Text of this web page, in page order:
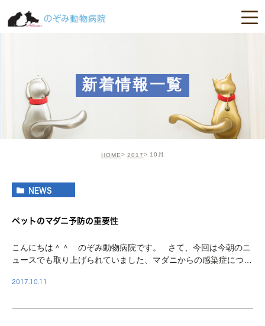
新着情報一覧
HOME 2017 10月
NEWS
ペットのマダニ予防の重要性
こんにちは＾＾ のぞみ動物病院です。 さて、今回は今朝のニ
ュースでも取り上げられていました、マダニからの感染症につい
て感染するケースは多くありました […]
2017.10.11